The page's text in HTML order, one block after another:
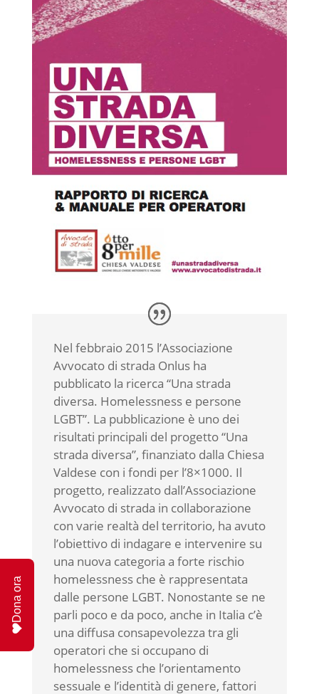
Nel febbraio 2015 l’Associazione
Avvocato di strada Onlus ha
pubblicato la ricerca “Una strada
diversa. Homelessness e persone
LGBT”. La pubblicazione è uno dei
risultati principali del progetto “Una
strada diversa”, finanziato dalla Chiesa
Valdese con i fondi per l’8×1000. Il
progetto, realizzato dall’Associazione
Avvocato di strada in collaborazione
con varie realtà del territorio, ha avuto
l’obiettivo di indagare e intervenire su
una nuova categoria a forte rischio
homelessness che è rappresentata
dalle persone LGBT. Nonostante se ne
parli poco e da poco, anche in Italia c’è
una diffusa consapevolezza tra gli
operatori che si occupano di
homelessness che l’orientamento
sessuale e l’identità di genere, fattori
Dona ora